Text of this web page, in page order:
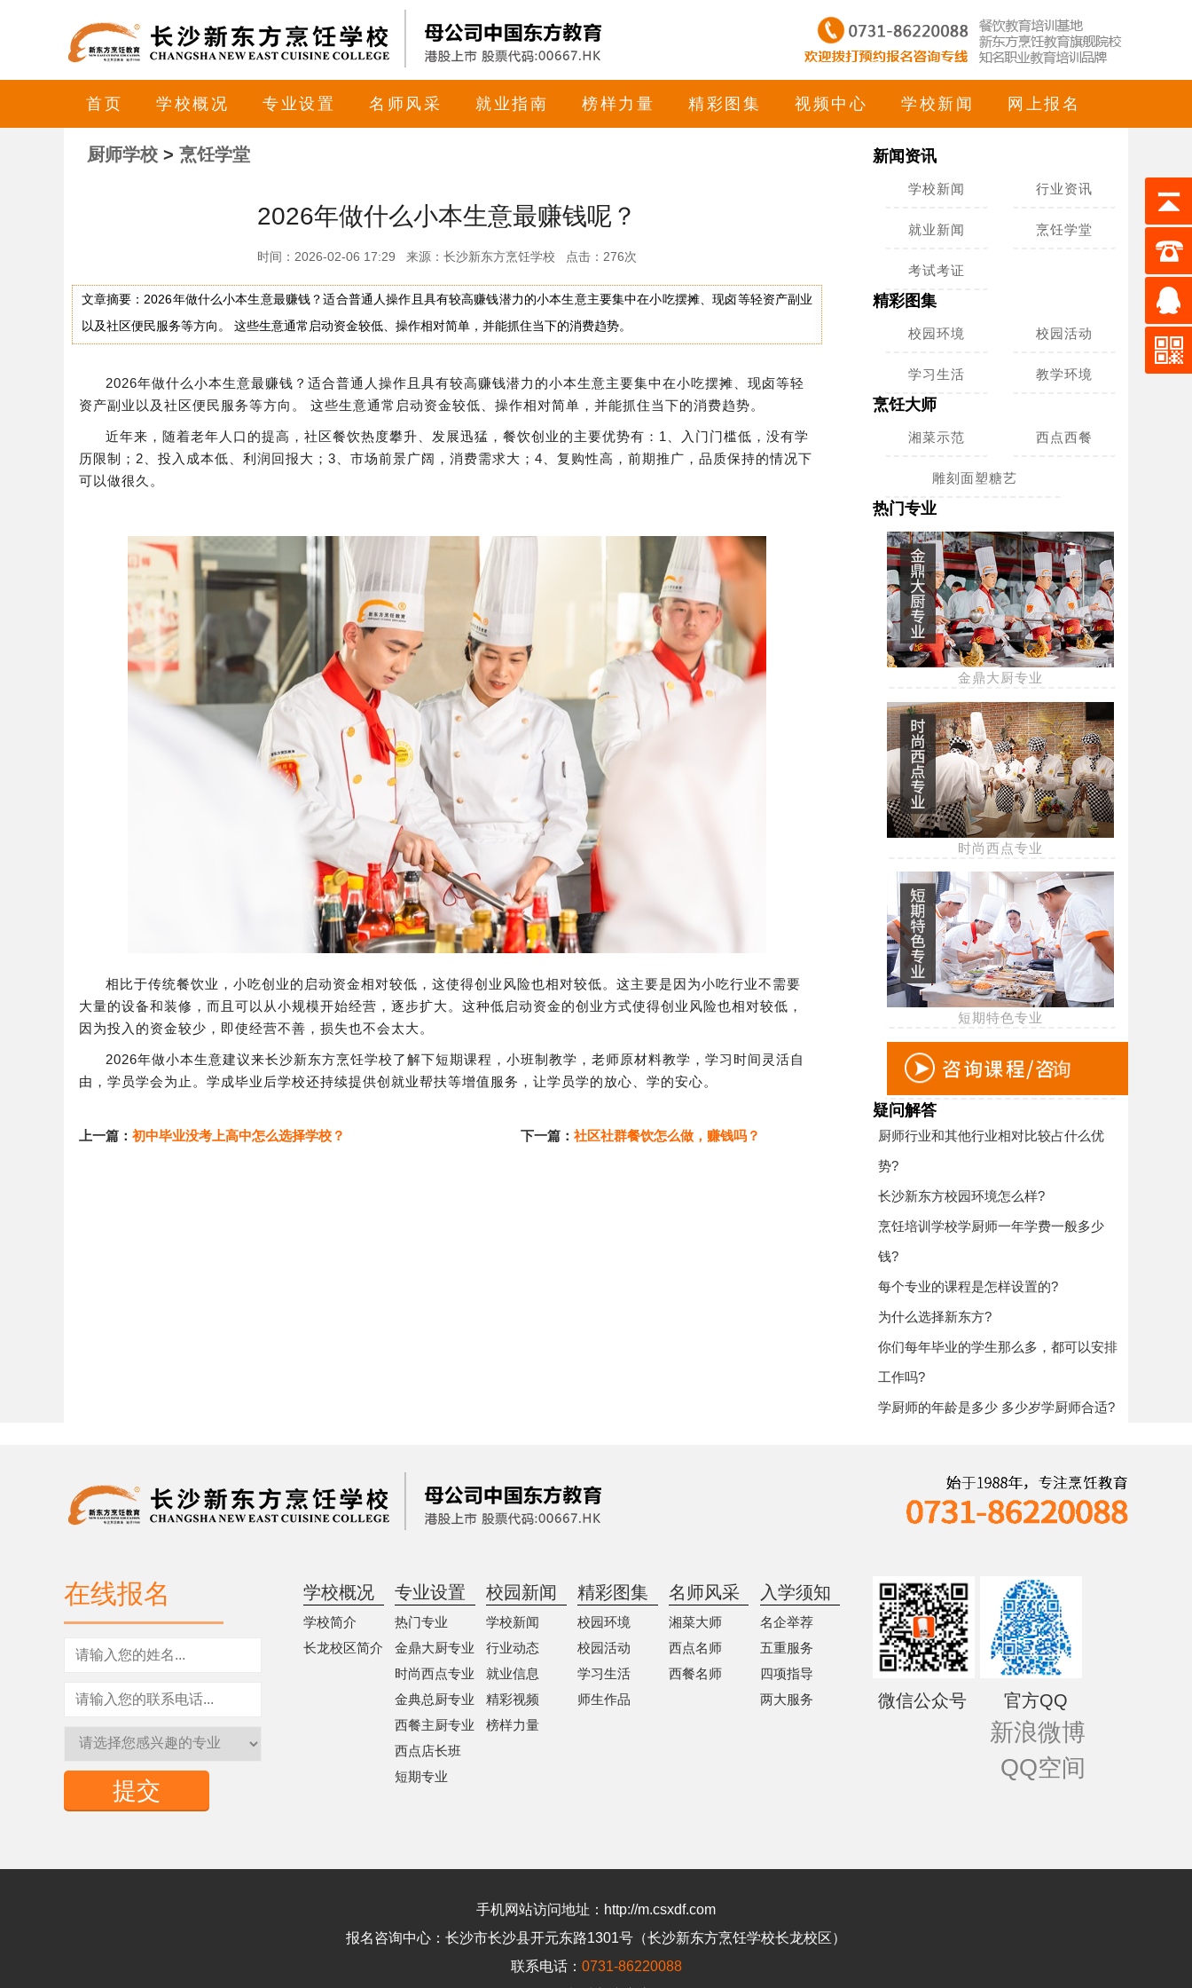
首页 学校概况 专业设置 名师风采 就业指南 榜样力量 精彩图集 视频中心 学校新闻 网上报名
厨师学校> 烹饪学堂
2026年做什么小本生意最赚钱呢？
时间：2026-02-06 17:29 来源：长沙新东方烹饪学校 点击： 276次
文章摘要：‌2026年做什么小本生意最赚钱？适合普通人操作且具有较高赚钱潜力的小本生意主要集中在小吃摆摊、现卤等轻资产副业
以及社区便民服务等方向。‌ 这些生意通常启动资金较低、操作相对简单，并能抓住当下的消费趋势。
‌2026年做什么小本生意最赚钱？适合普通人操作且具有较高赚钱潜力的小本生意主要集中在小吃摆摊、现卤等轻
资产副业以及社区便民服务等方向。‌ 这些生意通常启动资金较低、操作相对简单，并能抓住当下的消费趋势。
近年来，随着老年人口的提高，社区餐饮热度攀升、发展迅猛，餐饮创业的主要优势有：1、入门门槛低，没有学
历限制；2、投入成本低、利润回报大；3、市场前景广阔，消费需求大；4、复购性高，前期推广，品质保持的情况下
可以做很久。
相比于传统餐饮业，小吃创业的启动资金相对较低，这使得创业风险也相对较低。这主要是因为小吃行业不需要
大量的设备和装修，而且可以从小规模开始经营，逐步扩大。这种低启动资金的创业方式使得创业风险也相对较低，
因为投入的资金较少，即使经营不善，损失也不会太大。
2026年做小本生意建议来长沙新东方烹饪学校了解下短期课程，小班制教学，老师原材料教学，学习时间灵活自
由，学员学会为止。学成毕业后学校还持续提供创就业帮扶等增值服务，让学员学的放心、学的安心。
上一篇：初中毕业没考上高中怎么选择学校？ 下一篇： 社区社群餐饮怎么做，赚钱吗？
新闻资讯
学校新闻 行业资讯
就业新闻 烹饪学堂
考试考证
精彩图集
校园环境 校园活动
学习生活 教学环境
烹饪大师
湘菜示范 西点西餐
雕刻面塑糖艺
热门专业
金鼎大厨专业
时尚西点专业
短期特色专业
疑问解答
厨师行业和其他行业相对比较占什么优
势?
长沙新东方校园环境怎么样?
烹饪培训学校学厨师一年学费一般多少
钱?
每个专业的课程是怎样设置的?
为什么选择新东方?
你们每年毕业的学生那么多，都可以安排
工作吗?
学厨师的年龄是多少 多少岁学厨师合适?
在线报名
提交
学校概况
学校简介
长龙校区简介
专业设置
热门专业
金鼎大厨专业
时尚西点专业
金典总厨专业
西餐主厨专业
西点店长班
短期专业
校园新闻
学校新闻
行业动态
就业信息
精彩视频
榜样力量
精彩图集
校园环境
校园活动
学习生活
师生作品
名师风采
湘菜大师
西点名师
西餐名师
入学须知
名企举荐
五重服务
四项指导
两大服务
微信公众号 官方QQ
新浪微博
QQ空间
手机网站访问地址： http://m.csxdf.com
报名咨询中心：长沙市长沙县开元东路1301号（长沙新东方烹饪学校长龙校区）
联系电话： 0731-86220088